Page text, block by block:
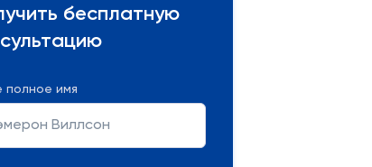
бесплатную
полное имя